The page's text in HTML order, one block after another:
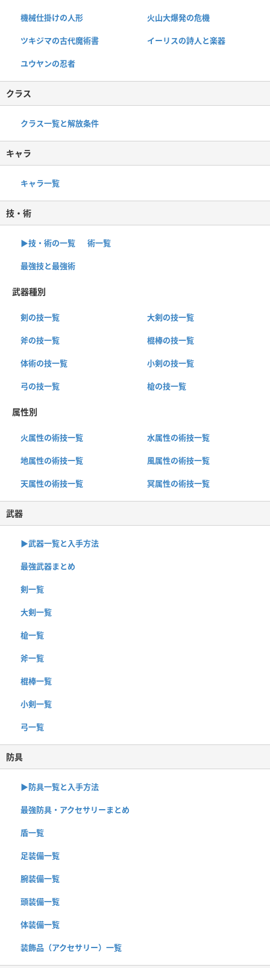
機械仕掛けの人形 火山大爆発の危機
ツキジマの古代魔術書 イーリスの詩人と楽器
ユウヤンの忍者
クラス
クラス一覧と解放条件
キャラ
キャラ一覧
技・術
▶︎技・術の一覧 術一覧
最強技と最強術
武器種別
剣の技一覧 大剣の技一覧
斧の技一覧 棍棒の技一覧
体術の技一覧 小剣の技一覧
弓の技一覧 槍の技一覧
属性別
火属性の術技一覧 水属性の術技一覧
地属性の術技一覧 風属性の術技一覧
天属性の術技一覧 冥属性の術技一覧
武器
▶︎武器一覧と入手方法
最強武器まとめ
剣一覧
大剣一覧
槍一覧
斧一覧
棍棒一覧
小剣一覧
弓一覧
防具
▶︎防具一覧と入手方法
最強防具・アクセサリーまとめ
盾一覧
足装備一覧
腕装備一覧
頭装備一覧
体装備一覧
装飾品（アクセサリー）一覧